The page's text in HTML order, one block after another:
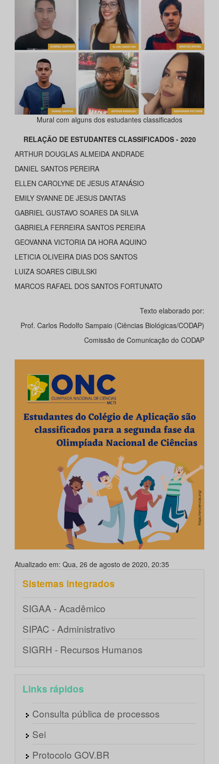
Mural com alguns dos estudantes classificados
RELAÇÃO DE ESTUDANTES CLASSIFICADOS - 2020
ARTHUR DOUGLAS ALMEIDA ANDRADE
DANIEL SANTOS PEREIRA
ELLEN CAROLYNE DE JESUS ATANÁSIO
EMILY SYANNE DE JESUS DANTAS
GABRIEL GUSTAVO SOARES DA SILVA
GABRIELA FERREIRA SANTOS PEREIRA
GEOVANNA VICTORIA DA HORA AQUINO
LETICIA OLIVEIRA DIAS DOS SANTOS
LUIZA SOARES CIBULSKI
MARCOS RAFAEL DOS SANTOS FORTUNATO
Texto elaborado por:
Prof. Carlos Rodolfo Sampaio (Ciências Biológicas/CODAP)
Comissão de Comunicação do CODAP
Atualizado em: Qua, 26 de agosto de 2020, 20:35
Sistemas integrados
SIGAA - Acadêmico
SIPAC - Administrativo
SIGRH - Recursos Humanos
Links rápidos
Consulta pública de processos
Sei
Protocolo GOV.BR